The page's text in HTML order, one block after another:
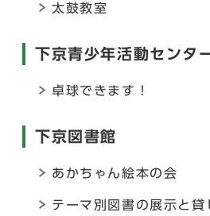
太鼓教室
下京青少年活動センタ
卓球できます！
下京図書館
あかちゃん絵本の会
テーマ別図書の展示と貸